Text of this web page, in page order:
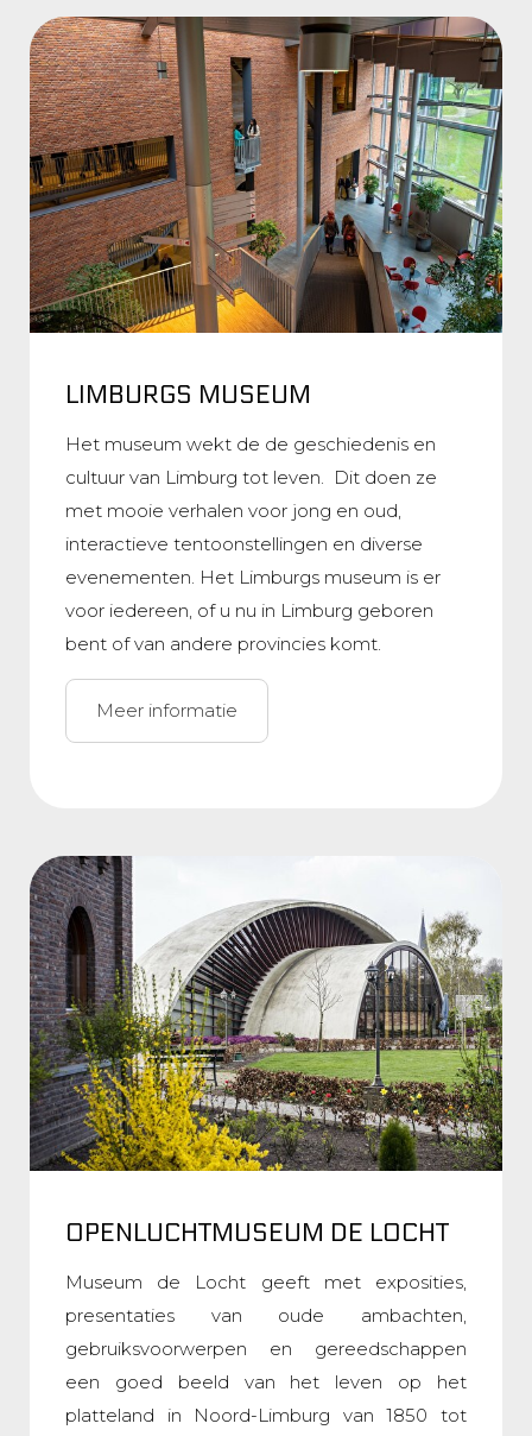
LIMBURGS MUSEUM
Het museum wekt de de geschiedenis en
cultuur van Limburg tot leven. Dit doen ze
met mooie verhalen voor jong en oud,
interactieve tentoonstellingen en diverse
evenementen. Het Limburgs museum is er
voor iedereen, of u nu in Limburg geboren
bent of van andere provincies komt.
Meer informatie
OPENLUCHTMUSEUM DE LOCHT
Museum de Locht geeft met exposities,
presentaties van oude ambachten,
gebruiksvoorwerpen en gereedschappen
een goed beeld van het leven op het
platteland in Noord-Limburg van 1850 tot